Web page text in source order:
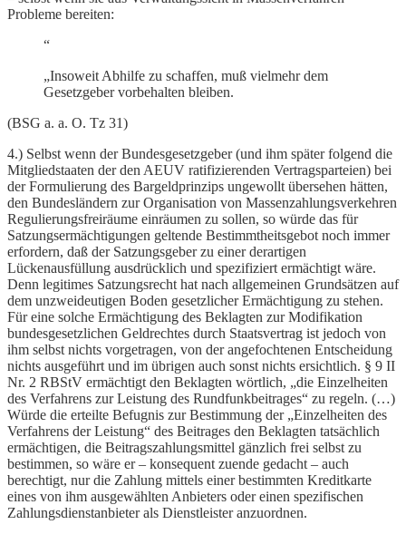
Probleme bereiten:
“
„Insoweit Abhilfe zu schaffen, muß vielmehr dem
Gesetzgeber vorbehalten bleiben.
(BSG a. a. O. Tz 31)
4.) Selbst wenn der Bundesgesetzgeber (und ihm später folgend die
Mitgliedstaaten der den AEUV ratifizierenden Vertragsparteien) bei
der Formulierung des Bargeldprinzips ungewollt übersehen hätten,
den Bundesländern zur Organisation von Massenzahlungsverkehren
Regulierungsfreiräume einräumen zu sollen, so würde das für
Satzungsermächtigungen geltende Bestimmtheitsgebot noch immer
erfordern, daß der Satzungsgeber zu einer derartigen
Lückenausfüllung ausdrücklich und spezifiziert ermächtigt wäre.
Denn legitimes Satzungsrecht hat nach allgemeinen Grundsätzen auf
dem unzweideutigen Boden gesetzlicher Ermächtigung zu stehen.
Für eine solche Ermächtigung des Beklagten zur Modifikation
bundesgesetzlichen Geldrechtes durch Staatsvertrag ist jedoch von
ihm selbst nichts vorgetragen, von der angefochtenen Entscheidung
nichts ausgeführt und im übrigen auch sonst nichts ersichtlich. § 9 II
Nr. 2 RBStV ermächtigt den Beklagten wörtlich, „die Einzelheiten
des Verfahrens zur Leistung des Rundfunkbeitrages“ zu regeln. (…)
Würde die erteilte Befugnis zur Bestimmung der „Einzelheiten des
Verfahrens der Leistung“ des Beitrages den Beklagten tatsächlich
ermächtigen, die Beitragszahlungsmittel gänzlich frei selbst zu
bestimmen, so wäre er – konsequent zuende gedacht – auch
berechtigt, nur die Zahlung mittels einer bestimmten Kreditkarte
eines von ihm ausgewählten Anbieters oder einen spezifischen
Zahlungsdienstanbieter als Dienstleister anzuordnen.